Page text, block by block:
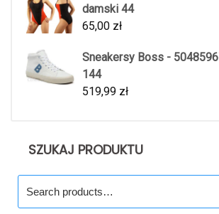
damski 44
65,00 zł
Sneakersy Boss -
144
519,99 zł
SZUKAJ PRODUKTU
for: